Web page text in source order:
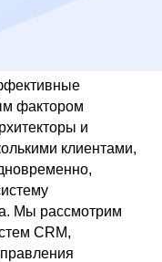
фактором
и
клиентами,
Мы рассмотрим
CRM,